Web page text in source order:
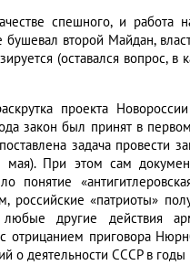
спешного, и работа
второй Майдан,
(оставался вопрос,
проекта
закон был принят в
задача провести
При этом сам
понятие
российские «патриоты»
другие действия
отрицанием приговора
о деятельности СССР в